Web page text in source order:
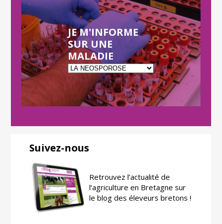
JE M'INFORME
SUR UNE
MALADIE
Suivez-nous
Retrouvez l’actualité de
l’agriculture en Bretagne sur
le blog des éleveurs bretons !